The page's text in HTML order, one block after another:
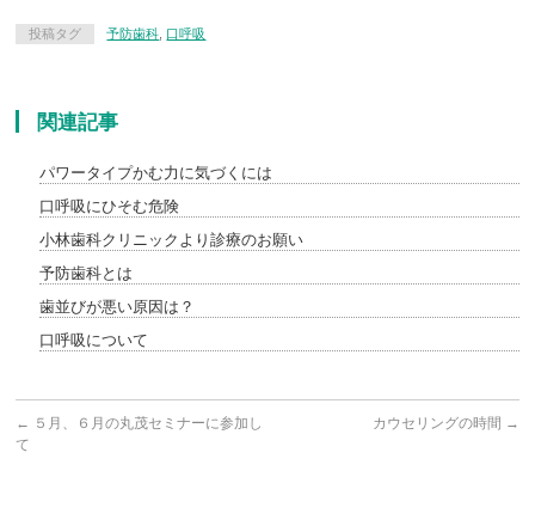
投稿タグ 予防歯科 口呼吸
関連記事
パワータイプかむ力に気づくには
口呼吸にひそむ危険
小林歯科クリニックより診療のお願い
予防歯科とは
歯並びが悪い原因は？
口呼吸について
← ５月、６月の丸茂セミナーに参加し
て
カウセリングの時間 →